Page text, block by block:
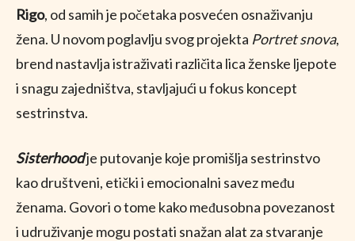
Rigo, od samih je početaka posvećen osnaživanju
žena. U novom poglavlju svog projekta Portret snova,
brend nastavlja istraživati različita lica ženske ljepote
i snagu zajedništva, stavljajući u fokus koncept
sestrinstva.
Sisterhoodje putovanje koje promišlja sestrinstvo
kao društveni, etički i emocionalni savez među
ženama. Govori o tome kako međusobna povezanost
i udruživanje mogu postati snažan alat za stvaranje